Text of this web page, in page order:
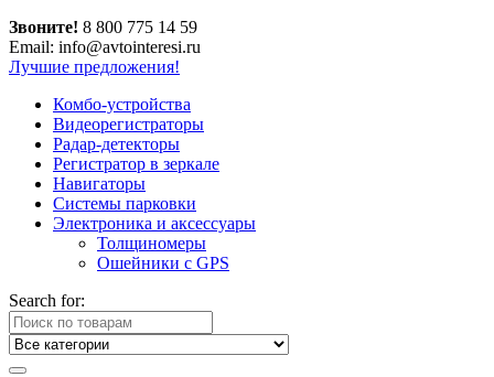
Звоните! 8 800 775 14 59
Email: info@avtointeresi.ru
Лучшие предложения!
Комбо-устройства
Видеорегистраторы
Радар-детекторы
Регистратор в зеркале
Навигаторы
Системы парковки
Электроника и аксессуары
Толщиномеры
Ошейники с GPS
Search for: